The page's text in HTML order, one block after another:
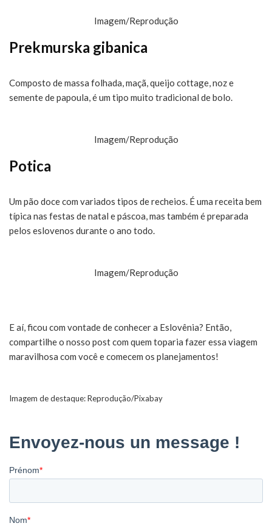
Imagem/Reprodução
Prekmurska gibanica
Composto de massa folhada, maçã, queijo cottage, noz e
semente de papoula, é um tipo muito tradicional de bolo.
Imagem/Reprodução
Potica
Um pão doce com variados tipos de recheios. É uma receita bem
típica nas festas de natal e páscoa, mas também é preparada
pelos eslovenos durante o ano todo.
Imagem/Reprodução
E aí, ficou com vontade de conhecer a Eslovênia? Então,
compartilhe o nosso post com quem toparia fazer essa viagem
maravilhosa com você e comecem os planejamentos!
Imagem de destaque: Reprodução/Pixabay